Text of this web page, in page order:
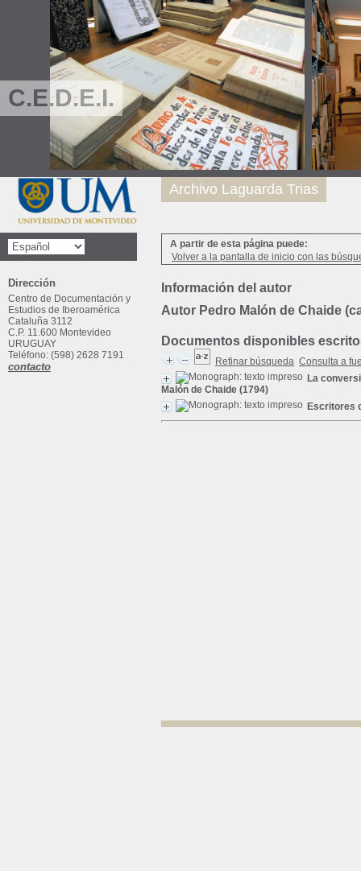
C.E.D.E.I.
A partir de esta página puede:
Volver a la pantalla de inicio con las
Información del autor
Autor Pedro Malón de Chaide
Documentos disponibles
Refinar búsqueda Consulta a
La
Malón de Chaide (1794)
Escritores
Archivo Laguarda Trias
Dirección
Centro de Documentación y
Estudios de Iberoamérica
Cataluña 3112
C.P. 11.600 Montevideo
URUGUAY
Teléfono: (598) 2628 7191
contacto